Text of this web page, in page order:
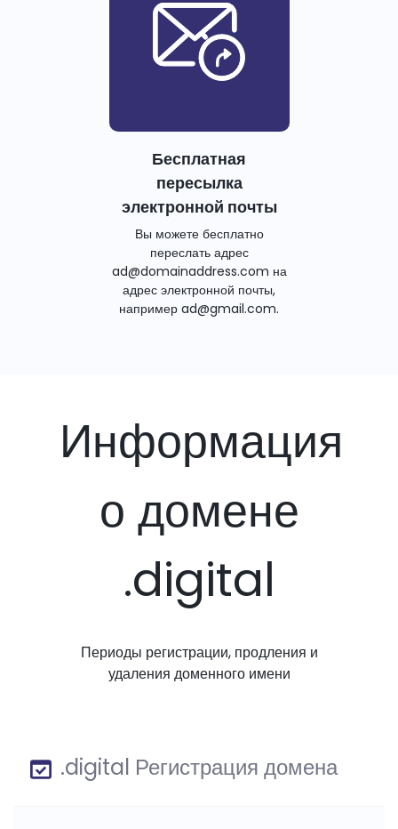
Бесплатная
пересылка
электронной почты
Вы можете бесплатно
переслать адрес
ad@domainaddress.com на
адрес электронной почты,
например ad@gmail.com.
Информация
о домене
.digital
Периоды регистрации, продления и
удаления доменного имени
.digital Регистрация домена